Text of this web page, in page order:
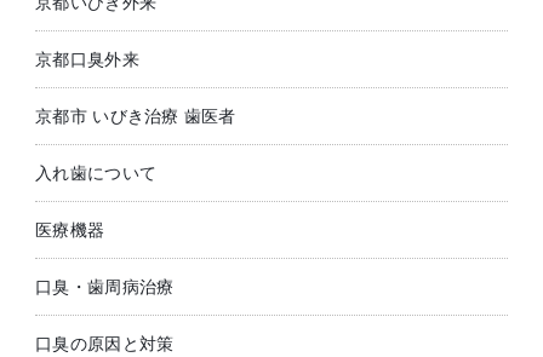
京都口臭外来
京都市 いびき治療 歯医者
入れ歯について
医療機器
口臭・歯周病治療
口臭の原因と対策